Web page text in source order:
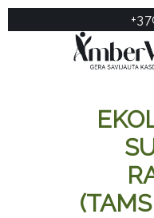
PASLAUGOS
PRODUKTAI
APIE MANE